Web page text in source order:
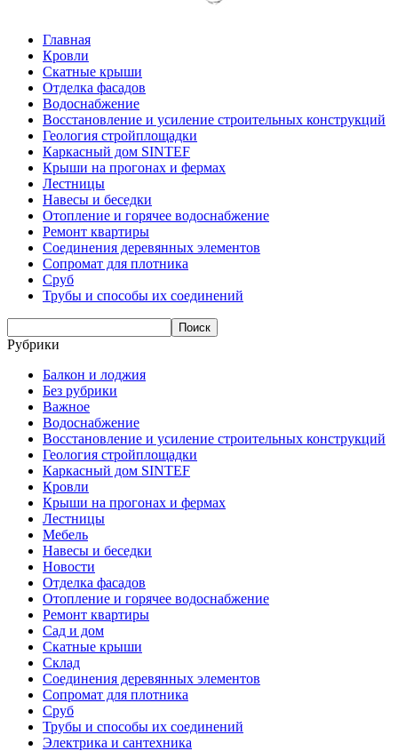
Главная
Кровли
Скатные крыши
Отделка фасадов
Водоснабжение
Восстановление и усиление строительных конструкций
Геология стройплощадки
Каркасный дом SINTEF
Крыши на прогонах и фермах
Лестницы
Навесы и беседки
Отопление и горячее водоснабжение
Ремонт квартиры
Соединения деревянных элементов
Сопромат для плотника
Сруб
Трубы и способы их соединений
Рубрики
Балкон и лоджия
Без рубрики
Важное
Водоснабжение
Восстановление и усиление строительных конструкций
Геология стройплощадки
Каркасный дом SINTEF
Кровли
Крыши на прогонах и фермах
Лестницы
Мебель
Навесы и беседки
Новости
Отделка фасадов
Отопление и горячее водоснабжение
Ремонт квартиры
Сад и дом
Скатные крыши
Склад
Соединения деревянных элементов
Сопромат для плотника
Сруб
Трубы и способы их соединений
Электрика и сантехника